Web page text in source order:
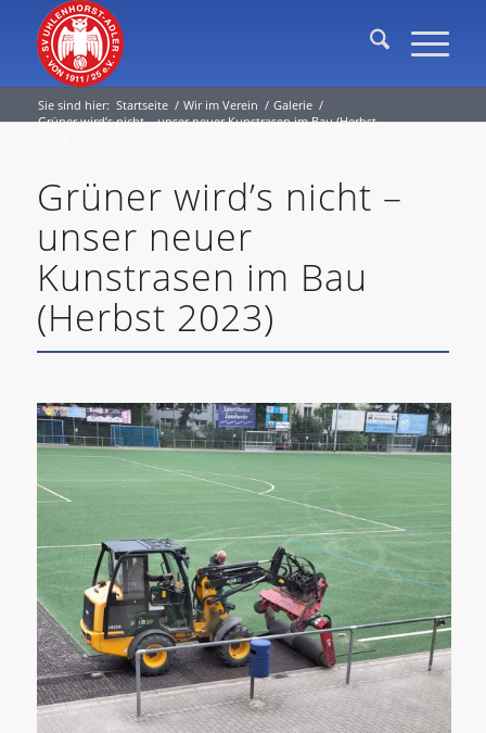
Sie sind hier: Startseite / Wir im Verein / Galerie /
Grüner wird’s nicht – unser neuer Kunstrasen im Bau (Herbst
Grüner wird’s nicht –
unser neuer
Kunstrasen im Bau
(Herbst 2023)